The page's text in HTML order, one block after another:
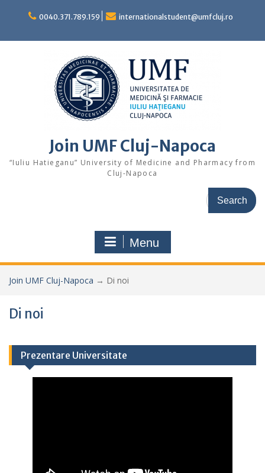
0040.371.789.159 internationalstudent@umfcluj.ro
Join UMF Cluj-Napoca
“Iuliu Hatieganu” University of Medicine and Pharmacy from
Cluj-Napoca
Search
for:
Menu
Join UMF Cluj-Napoca → Di noi
Di noi
Prezentare Universitate